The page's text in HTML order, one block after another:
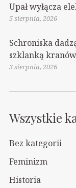
Upał wyłącza
5 sierpnia, 2026
Schroniska
szklanką
3 sierpnia, 2026
Wszystkie
Bez kategorii
Feminizm
Historia